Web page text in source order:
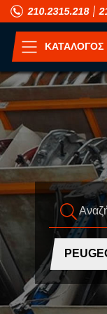
210.2315.218
ΚΑΤΑΛΟΓΟΣ
ΑΝΑ
A
ALFA
ASIA
AUDI
BMW
C